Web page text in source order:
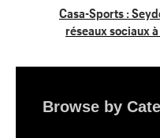
Casa-Sports :
réseaux sociaux
Browse by